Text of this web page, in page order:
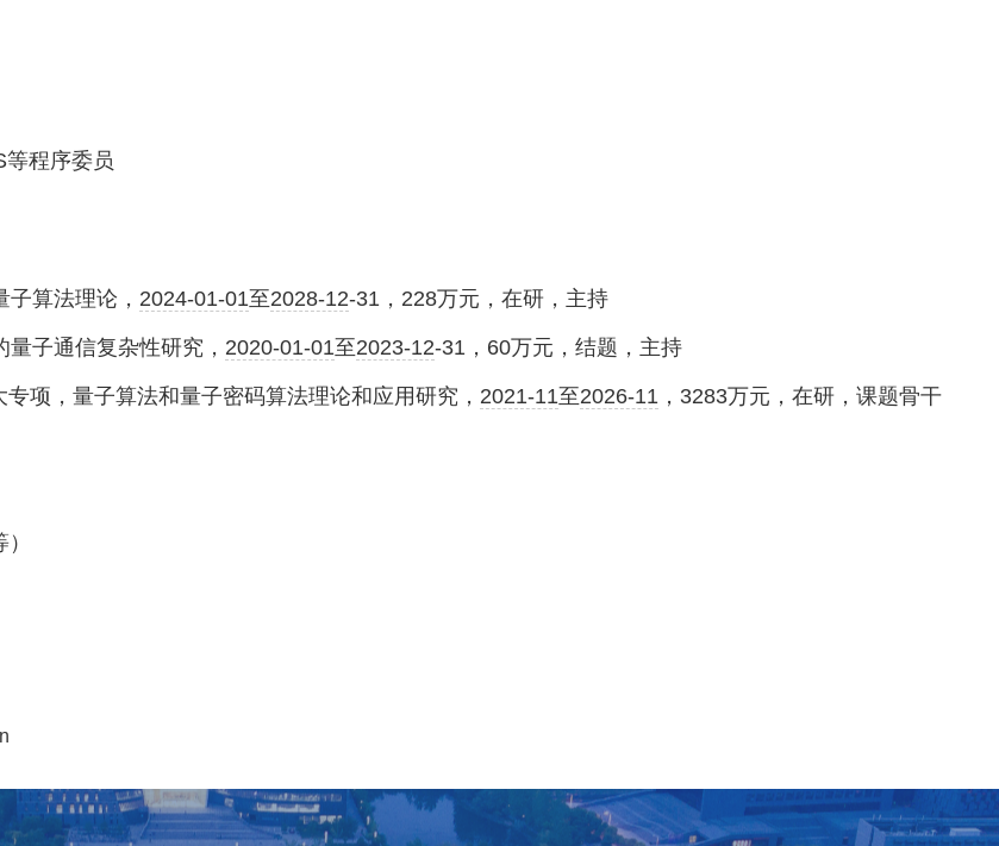
等程序委员
算法理论， 2024-01-01至2028-12-31 ， 228万元，在研，主持
子通信复杂性研究， 2020-01-01至2023-12-31 ， 60万元，结题，主持
项，量子算法和量子密码算法理论和应用研究， 2021-11至2026-11 ， 3283万元，在研，课题骨干